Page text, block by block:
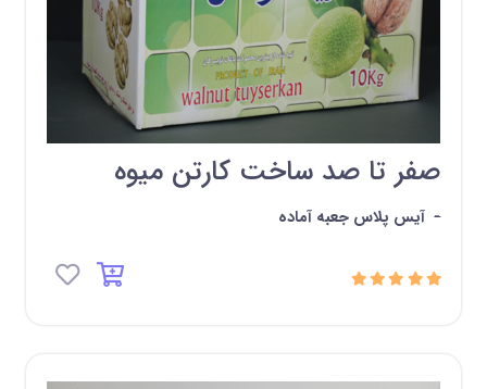
صفر تا صد ساخت کارتن میوه
- آیس پلاس جعبه آماده